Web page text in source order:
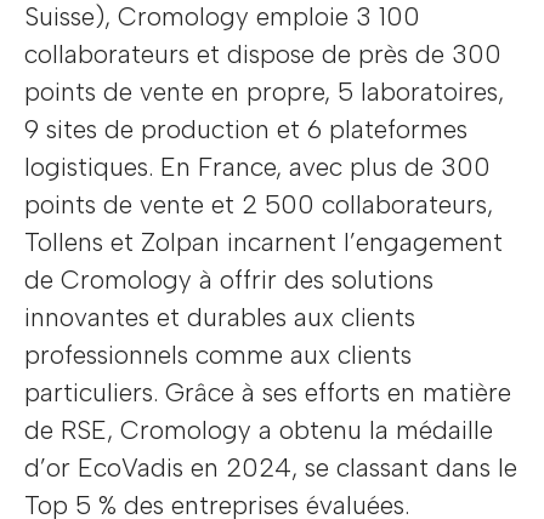
Suisse), Cromology emploie 3 100
collaborateurs et dispose de près de 300
points de vente en propre, 5 laboratoires,
9 sites de production et 6 plateformes
logistiques. En France, avec plus de 300
points de vente et 2 500 collaborateurs,
Tollens et Zolpan incarnent l’engagement
de Cromology à offrir des solutions
innovantes et durables aux clients
professionnels comme aux clients
particuliers. Grâce à ses efforts en matière
de RSE, Cromology a obtenu la médaille
d’or EcoVadis en 2024, se classant dans le
Top 5 % des entreprises évaluées.